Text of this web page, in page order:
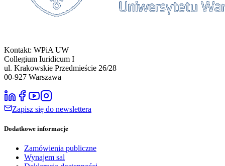
Kontakt: WPiA UW
Collegium Iuridicum I
ul. Krakowskie Przedmieście 26/28
00-927 Warszawa
Zapisz się do newslettera
Dodatkowe informacje
Zamówienia publiczne
Wynajem sal